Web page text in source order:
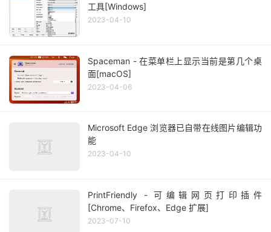
工具[Windows]
2023-04-10
Spaceman - 在菜单栏上显示当前是第几个桌
面[macOS]
2023-04-06
Microsoft Edge 浏览器已自带在线图片编辑功
能
2023-04-10
PrintFriendly - 可编辑网页打印插件
[Chrome、Firefox、Edge 扩展]
2023-07-10